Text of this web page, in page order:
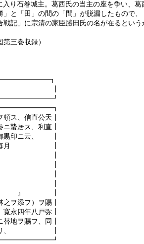
入り石巻城主。葛西氏の当主の座を争い、
「田」の間の「間」が脱漏したもので、
」に宗清の家臣勝田氏の名が在るという
三巻収録）
領ス ┃
ス、信直公天┃
蟄居ス、利直┃
黒印ニ云、 ┃
ヨリ毎月 ┃
上、 ┃
印 ┃
┃
┃
┃
ヲ添フ）ヲ賜┃
永四年八戸弥┃
地ヲ賜フ、同┃
録アリ、 ┃